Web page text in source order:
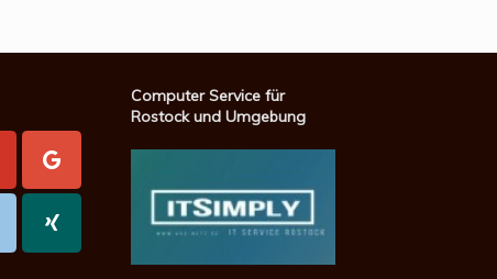
Computer Service für
Rostock und Umgebung